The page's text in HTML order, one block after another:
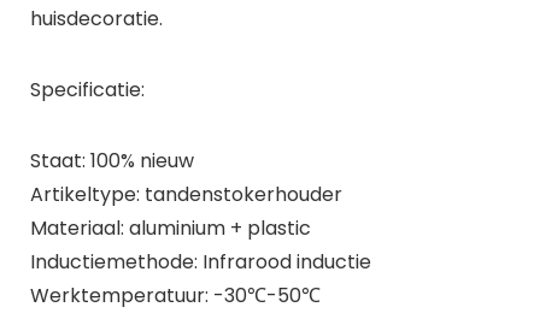
huisdecoratie.
Specificatie:
Staat: 100% nieuw
Artikeltype: tandenstokerhouder
Materiaal: aluminium + plastic
Inductiemethode: Infrarood inductie
Werktemperatuur: -30℃-50℃